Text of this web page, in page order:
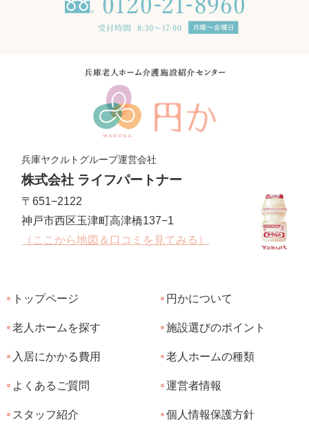
兵庫ヤクルトグループ運営会社
株式会社 ライフパートナー
〒651−2122
神戸市西区玉津町高津橋137−1
（ここから地図＆口コミを見てみる）
トップページ 円かについて
老人ホームを探す 施設選びのポイント
入居にかかる費用 老人ホームの種類
よくあるご質問 運営者情報
スタッフ紹介 個人情報保護方針